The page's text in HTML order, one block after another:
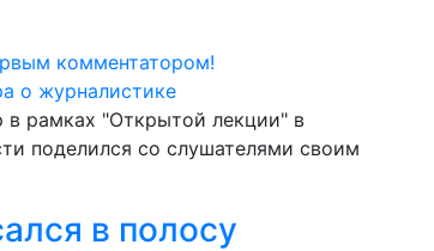
комментатором!
рамках "Открытой лекции" в
поделился со слушателями своим
в полосу